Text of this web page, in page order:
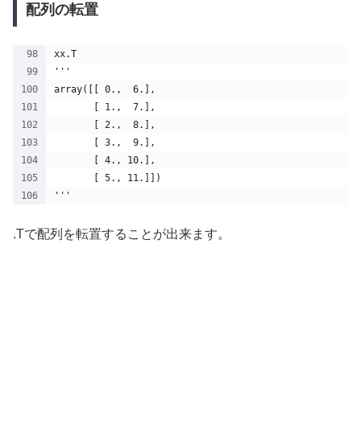
配列の転置
xx.T
'''
array([[ 0.,  6.],
       [ 1.,  7.],
       [ 2.,  8.],
       [ 3.,  9.],
       [ 4., 10.],
       [ 5., 11.]])
'''
.Tで配列を転置することが出来ます。